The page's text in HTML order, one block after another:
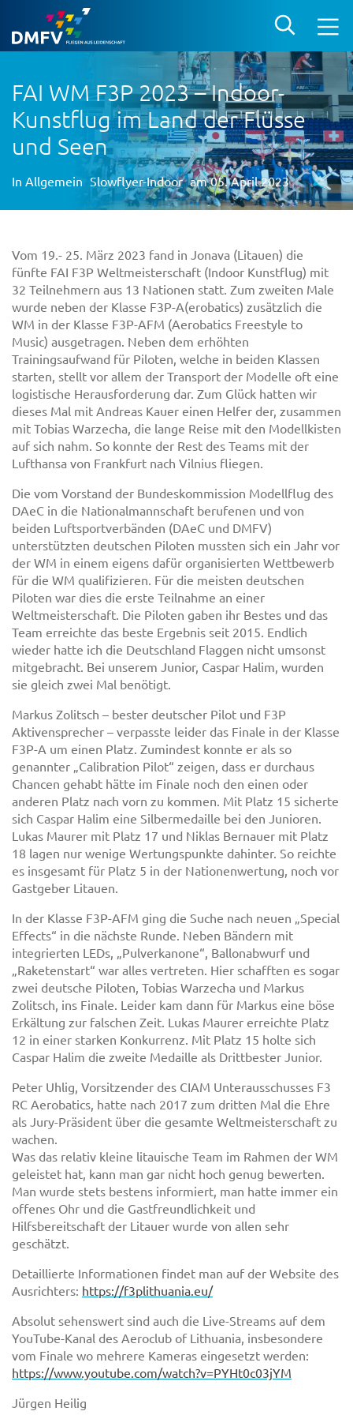
FAI WM F3P 2023 – Indoor-
Kunstflug im Land der Flüsse
und Seen
In Allgemein Slowflyer-Indoor am 05. April 2023
Vom 19.- 25. März 2023 fand in Jonava (Litauen) die
fünfte FAI F3P Weltmeisterschaft (Indoor Kunstflug) mit
32 Teilnehmern aus 13 Nationen statt. Zum zweiten Male
wurde neben der Klasse F3P-A(erobatics) zusätzlich die
WM in der Klasse F3P-AFM (Aerobatics Freestyle to
Music) ausgetragen. Neben dem erhöhten
Trainingsaufwand für Piloten, welche in beiden Klassen
starten, stellt vor allem der Transport der Modelle oft eine
logistische Herausforderung dar. Zum Glück hatten wir
dieses Mal mit Andreas Kauer einen Helfer der, zusammen
mit Tobias Warzecha, die lange Reise mit den Modellkisten
auf sich nahm. So konnte der Rest des Teams mit der
Lufthansa von Frankfurt nach Vilnius fliegen.
Die vom Vorstand der Bundeskommission Modellflug des
DAeC in die Nationalmannschaft berufenen und von
beiden Luftsportverbänden (DAeC und DMFV)
unterstützten deutschen Piloten mussten sich ein Jahr vor
der WM in einem eigens dafür organisierten Wettbewerb
für die WM qualifizieren. Für die meisten deutschen
Piloten war dies die erste Teilnahme an einer
Weltmeisterschaft. Die Piloten gaben ihr Bestes und das
Team erreichte das beste Ergebnis seit 2015. Endlich
wieder hatte ich die Deutschland Flaggen nicht umsonst
mitgebracht. Bei unserem Junior, Caspar Halim, wurden
sie gleich zwei Mal benötigt.
Markus Zolitsch – bester deutscher Pilot und F3P
Aktivensprecher – verpasste leider das Finale in der Klasse
F3P-A um einen Platz. Zumindest konnte er als so
genannter „Calibration Pilot“ zeigen, dass er durchaus
Chancen gehabt hätte im Finale noch den einen oder
anderen Platz nach vorn zu kommen. Mit Platz 15 sicherte
sich Caspar Halim eine Silbermedaille bei den Junioren.
Lukas Maurer mit Platz 17 und Niklas Bernauer mit Platz
18 lagen nur wenige Wertungspunkte dahinter. So reichte
es insgesamt für Platz 5 in der Nationenwertung, noch vor
Gastgeber Litauen.
In der Klasse F3P-AFM ging die Suche nach neuen „Special
Effects“ in die nächste Runde. Neben Bändern mit
integrierten LEDs, „Pulverkanone“, Ballonabwurf und
„Raketenstart“ war alles vertreten. Hier schafften es sogar
zwei deutsche Piloten, Tobias Warzecha und Markus
Zolitsch, ins Finale. Leider kam dann für Markus eine böse
Erkältung zur falschen Zeit. Lukas Maurer erreichte Platz
12 in einer starken Konkurrenz. Mit Platz 15 holte sich
Caspar Halim die zweite Medaille als Drittbester Junior.
Peter Uhlig, Vorsitzender des CIAM Unterausschusses F3
RC Aerobatics, hatte nach 2017 zum dritten Mal die Ehre
als Jury-Präsident über die gesamte Weltmeisterschaft zu
wachen.
Was das relativ kleine litauische Team im Rahmen der WM
geleistet hat, kann man gar nicht hoch genug bewerten.
Man wurde stets bestens informiert, man hatte immer ein
offenes Ohr und die Gastfreundlichkeit und
Hilfsbereitschaft der Litauer wurde von allen sehr
geschätzt.
Detaillierte Informationen findet man auf der Website des
Ausrichters: https://f3plithuania.eu/
Absolut sehenswert sind auch die Live-Streams auf dem
YouTube-Kanal des Aeroclub of Lithuania, insbesondere
vom Finale wo mehrere Kameras eingesetzt werden:
https://www.youtube.com/watch?v=PYHt0c03jYM
Jürgen Heilig